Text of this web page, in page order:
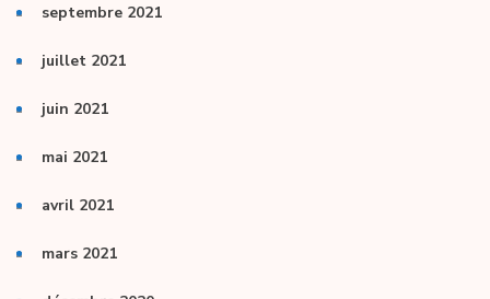
septembre 2021
juillet 2021
juin 2021
mai 2021
avril 2021
mars 2021